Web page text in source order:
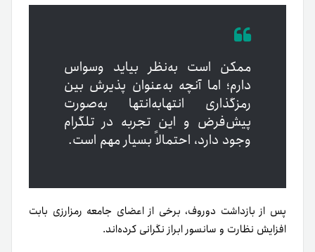
ممکن است به‌نظر بیاید وسواس
دارم؛ اما آنچه به‌عنوان پذیرش بین
رمزگذاری انتها‌به‌انتها به‌صورت
پیش‌فرض و این تجربه در تلگرام
وجود دارد، احتمالاً بسیار مهم است.
پس از بازداشت دوروف، برخی از اعضای جامعه رمزارزی بابت
افزایش نظارت و سانسور ابراز نگرانی کرده‌اند.